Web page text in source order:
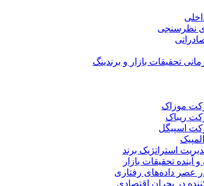
نظرسنجی
تحقیقات بازار و برندینگ
موزاک
ریباک
اسپیگل
استراتژیک برند
تحقیقات بازار
عصر داده‌های رفتاری
در بحران اقتصادی